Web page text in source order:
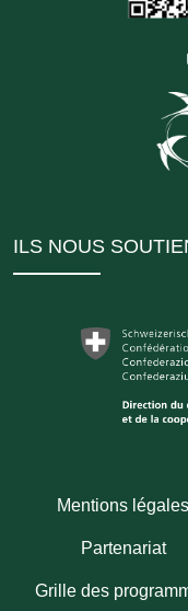
ILS NOUS
Mentions légales
Partenariat
Grille des